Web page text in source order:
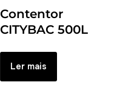
Contentor
CITYBAC 500L
Ler mais